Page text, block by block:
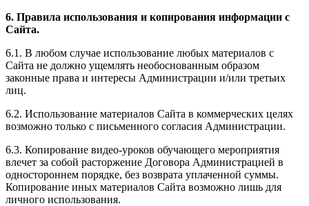
6. Правила использования и копирования информации с
Сайта.
6.1. В любом случае использование любых материалов с
Сайта не должно ущемлять необоснованным образом
законные права и интересы Администрации и/или третьих
лиц.
6.2. Использование материалов Сайта в коммерческих целях
возможно только с письменного согласия Администрации.
6.3. Копирование видео-уроков обучающего мероприятия
влечет за собой расторжение Договора Администрацией в
одностороннем порядке, без возврата уплаченной суммы.
Копирование иных материалов Сайта возможно лишь для
личного использования.